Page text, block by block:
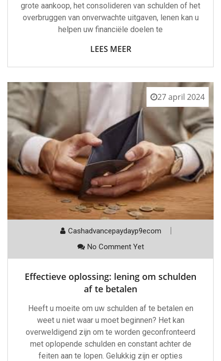
grote aankoop, het consolideren van schulden of het
overbruggen van onverwachte uitgaven, lenen kan u
helpen uw financiële doelen te
LEES MEER
27 april 2024
Cashadvancepaydayp9ecom
No Comment Yet
Effectieve oplossing: lening om schulden
af te betalen
Heeft u moeite om uw schulden af te betalen en
weet u niet waar u moet beginnen? Het kan
overweldigend zijn om te worden geconfronteerd
met oplopende schulden en constant achter de
feiten aan te lopen. Gelukkig zijn er opties